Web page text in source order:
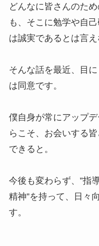
どんなに皆さんのた
も、そこに勉学や自
は誠実であるとは言え
そんな話を最近、目
は同意です。
僕自身が常にアップ
らこそ、お会いする
できると。
今後も変わらず、”指
精神”を持って、日々
す。